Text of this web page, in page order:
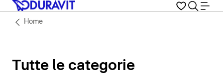
Home
Tutte le categorie